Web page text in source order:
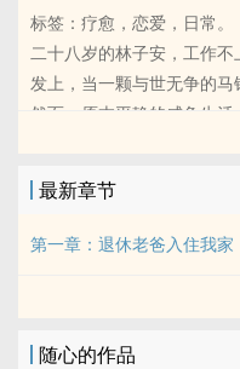
标签：疗愈，恋爱，日常。
二十八岁的林子安，工作
发上，当一颗与世无争的马
然而，原本平静的咸鱼生
下，每天都能为了「早餐吃
吵得不可开交、火药味十足。
成了父子间最温暖的润滑
后，竟然埋藏着父亲最深沉
最新章节
第一章：退休老爸入住我家
随心的作品